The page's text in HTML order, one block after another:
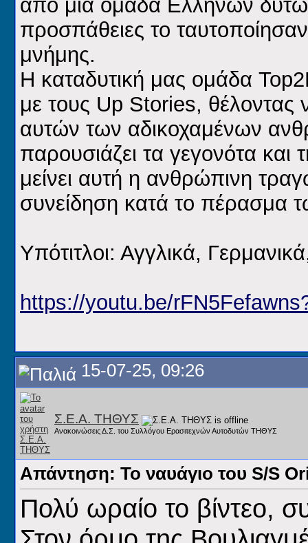
από μια ομάδα Ελλήνων
προσπάθειες το
μνήμης.
Η καταδυτική μας ομάδα
με τους Up Stories, θέλοντας
αυτών των αδικοχαμένων
παρουσιάζει τα γεγονότα και
μείνει αυτή η ανθρώπινη
συνείδηση κατά το πέρασμα
Υπότιτλοι: Αγγλικά,
https://youtu.be/
15-07-25, 09:26
Σ.Ε.Α. ΤΗΘΥΣ
Ανακοινώσεις Δ.Σ. του Συλλόγου Ερασιτεχνών Αυτοδυτών ΤΗΘΥΣ
Απάντηση: Το ναυάγιο του S/S
Πολύ ωραίο το βίντεο,